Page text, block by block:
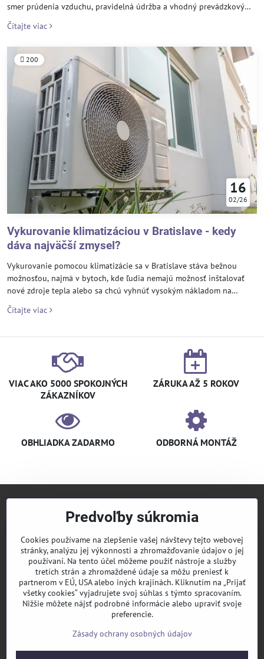
smer prúdenia vzduchu, pravidelná údržba a vhodný prevádzkový
režim. Tento prehľad vysvetľuje, ako klimatizáciu v byte používať tak,
aby prinášala komfort bez zbytočných problémov.
Čítajte viac
200
16
02/26
Vykurovanie klimatizáciou v Bratislave - kedy
dáva najväčší zmysel?
Vykurovanie pomocou klimatizácie sa v Bratislave stáva bežnou
možnosťou, najmä v bytoch, kde ľudia nemajú možnosť inštalovať
nové zdroje tepla alebo sa chcú vyhnúť vysokým nákladom na
elektrinu. Moderné split klimatizácie dnes nie sú len o chladení.
Vďaka technológiám s invertorom dokážu efektívne kúriť aj pri
väčšina ľudí myslí.
Čítajte viac
VIAC AKO 5000 SPOKOJNÝCH
ZÁKAZNÍKOV
ZÁRUKA AŽ 5 ROKOV
OBHLIADKA ZADARMO ODBORNÁ MONTÁŽ
KLIMANIAK Pridajte sa k nám
Sledujte nás
Predvoľby súkromia
Cookies používame na zlepšenie vašej návštevy tejto webovej
stránky, analýzu jej výkonnosti a zhromažďovanie údajov o jej
používaní. Na tento účel môžeme použiť nástroje a služby
tretích strán a zhromaždené údaje sa môžu preniesť k
partnerom v EÚ, USA alebo iných krajinách. Kliknutím na „Prijať
všetky cookies“ vyjadrujete svoj súhlas s týmto spracovaním.
Nižšie môžete nájsť podrobné informácie alebo upraviť svoje
preferencie.
Zásady ochrany osobných údajov